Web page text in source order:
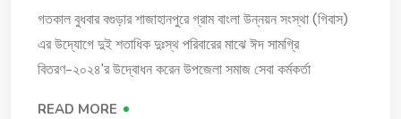
গতকাল বুধবার বগুড়ার শাজাহানপুরে গ্রাম বাংলা উন্নয়ন সংস্থা (গিবাস)
এর উদ্যোগে দুই শতাধিক দুঃস্থ পরিবারের মাঝে ঈদ সামগ্রি
বিতরণ-২০২৪'র উদ্বোধন করেন উপজেলা সমাজ সেবা কর্মকর্তা
READ MORE